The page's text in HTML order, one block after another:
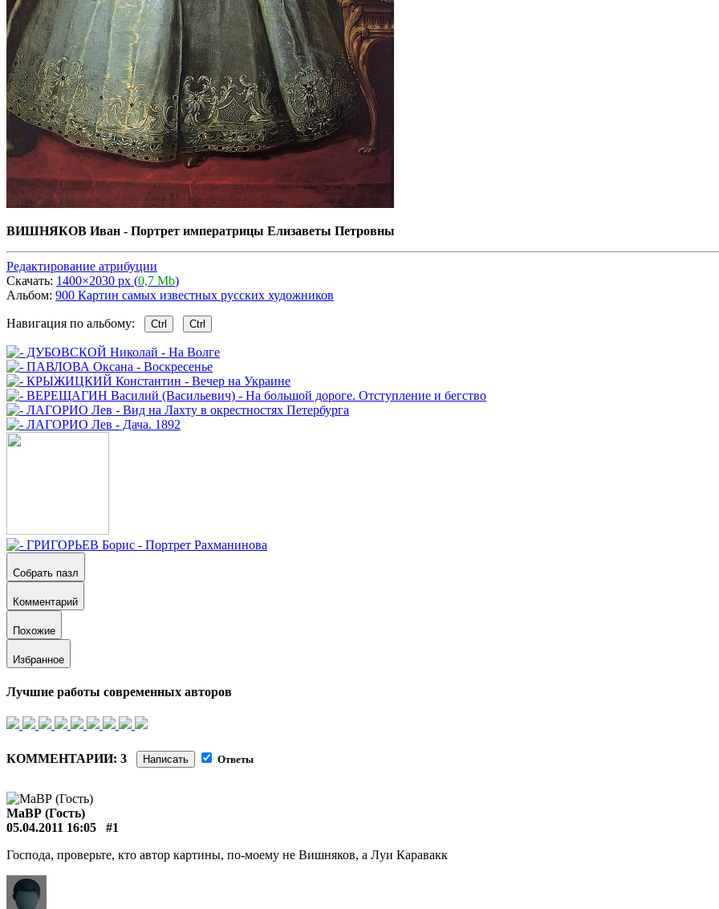
ВИШНЯКОВ Иван - Портрет императрицы Елизаветы Петровны
Редактирование атрибуции
Скачать: 1400×2030 px (0,7 Mb)
Альбом: 900 Картин самых известных русских художников
Навигация по альбому: Ctrl Ctrl
Собрать пазл
Комментарий
Похожие
Избранное
Лучшие работы современных авторов
КОММЕНТАРИИ: 3 Написать Ответы
МаВР (Гость)
05.04.2011 16:05
#1
Господа, проверьте, кто автор картины, по-моему не Вишняков, а Луи Каравакк